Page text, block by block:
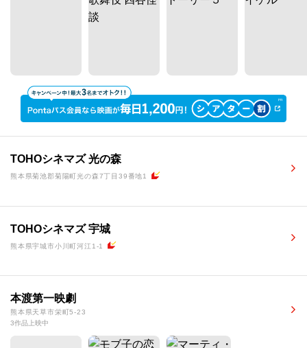
TOHOシネマズ 光の森
熊本県菊池郡菊陽町光の森7丁目39番地1
TOHOシネマズ 宇城
熊本県宇城市小川町河江1-1
本渡第一映劇
熊本県天草市栄町5-23
3作品上映中